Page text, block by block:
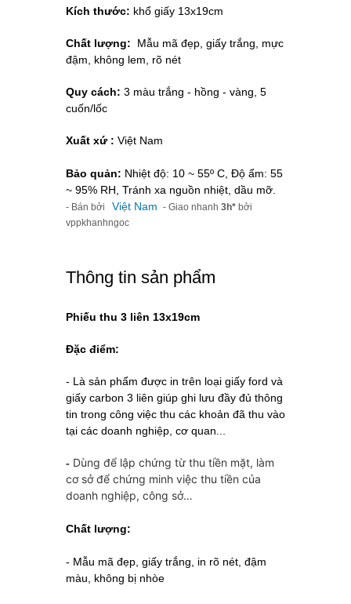
Kích thước: khổ giấy 13x19cm
Chất lượng:
Mẫu mã đẹp, giấy trắng, mực
đậm, không lem, rõ nét
Quy cách: 3 màu trắng - hồng - vàng, 5
cuốn/lốc
Xuất xứ : Việt Nam
Bảo quản: Nhiệt độ: 10 ~ 55º C, Độ ẩm: 55
~ 95% RH, Tránh xa nguồn nhiệt, dầu mỡ.
- Bán bởi Việt Nam - Giao nhanh 3h* bởi
vppkhanhngoc
Thông tin sản phẩm
Phiếu thu 3 liên 13x19cm
Đặc điểm:
- Là sản phẩm được in trên loại giấy ford và
giấy carbon 3 liên giúp ghi lưu đầy đủ thông
tin trong công việc thu các khoản đã thu vào
tại các doanh nghiệp, cơ quan...
- Dùng để lập chứng từ thu tiền mặt, làm
cơ sở để chứng minh việc thu tiền của
doanh nghiệp, công sở…
Chất lượng:
- Mẫu mã đẹp, giấy trắng, in rõ nét, đậm
màu, không bị nhòe